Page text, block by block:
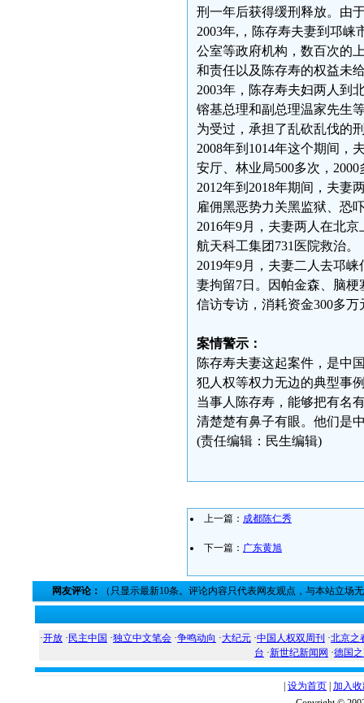
刑一年后获得缓刑释放。由
2003年,，陈存寿夫妻到邛
公室等政府机构，数百次的
和责任以及陈存寿的权益未
2003年，陈存寿夫妇两人到
镕基总理和副总理温家先生
为受过，承担了乱砍乱伐的
2008年到1014年这个期间，
安厅、林业局500多次，
2012年到2018年期间，夫妻
雇佣黑恶势力关黑监狱、恐
2016年9月，夫妻两人在北
航天科工集团731医院救治。
2019年9月，夫妻二人去邛
妻拘留7日。因帕金森、脑
信访专访，消耗资金300多
案情警示：
陈存寿夫妻这起案件，是中
犯人权等权力无边的典型事
当事人陈存寿，能够把有名
清楚楚有鼻子有眼。他们是
(责任编辑：民生编辑)
上一篇： 成都陈仁秀
下一篇： 广东黄旭
网友评论： （只显示最新10条。评论内容只代表网友观点，与本站立场
·开放 · 民主中国 ·独立中文笔会 ·争鸣动向 ·大纪元 ·中国人权双周刊 ·北京之
台 ·新世纪新闻网 ·德国
设为首页 加入